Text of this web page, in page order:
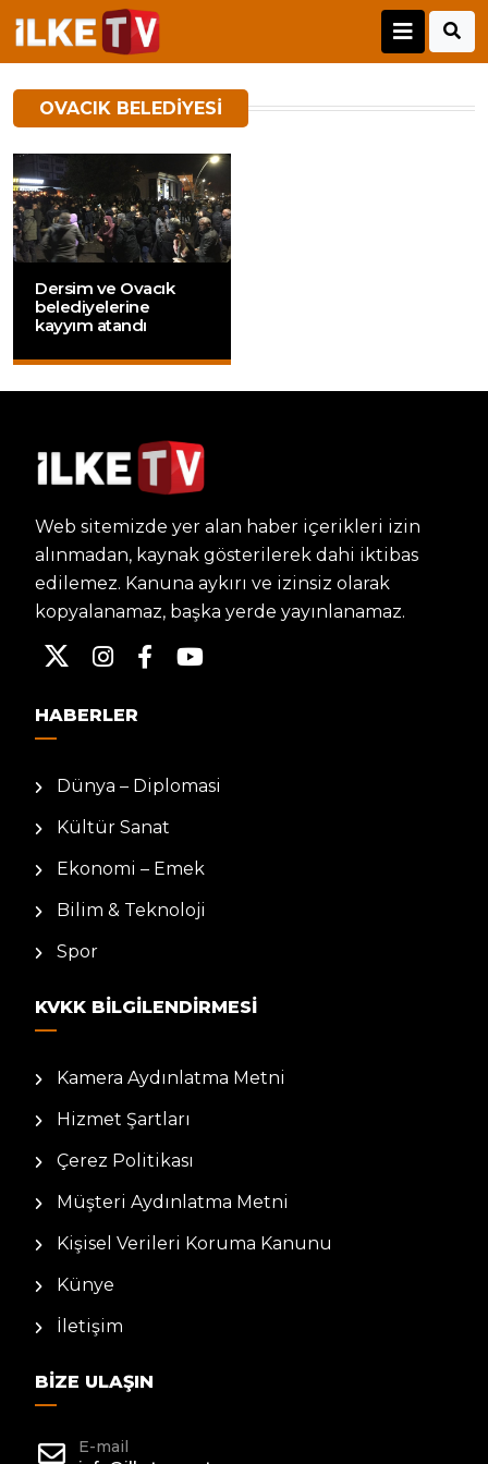
OVACIK BELEDIYESI
Dersim ve Ovacık
belediyelerine
kayyım atandı
Web sitemizde yer alan haber içerikleri izin
alınmadan, kaynak gösterilerek dahi iktibas
edilemez. Kanuna aykırı ve izinsiz olarak
kopyalanamaz, başka yerde yayınlanamaz.
HABERLER
Dünya – Diplomasi
Kültür Sanat
Ekonomi – Emek
Bilim & Teknoloji
Spor
KVKK BILGILENDIRMESI
Kamera Aydınlatma Metni
Hizmet Şartları
Çerez Politikası
Müşteri Aydınlatma Metni
Kişisel Verileri Koruma Kanunu
Künye
İletişim
BIZE ULAŞIN
E-mail